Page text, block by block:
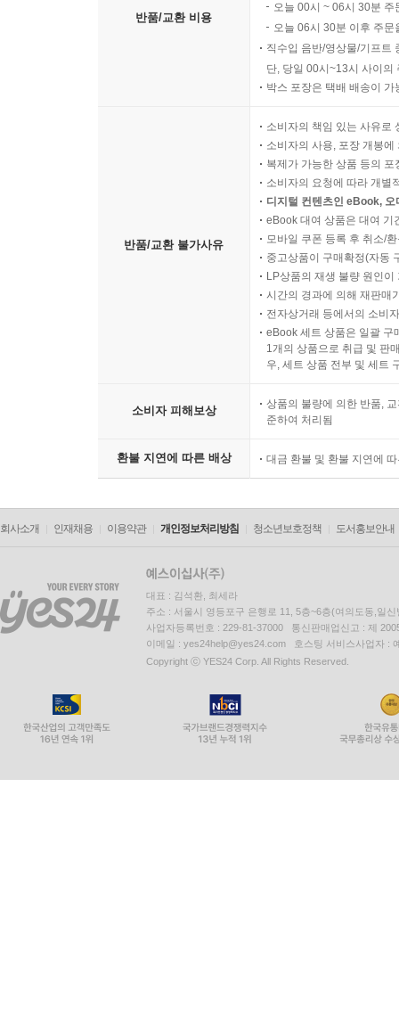
반품/교환 비용
오늘 00시 ~ 06시 30분
오늘 06시 30분 이후 주
직수입 음반/영상물/기프트
단, 당일 00시~13시 사이의
박스 포장은 택배 배송이
반품/교환 불가사유
소비자의 책임 있는 사유로
소비자의 사용, 포장 개봉
복제가 가능한 상품 등의
소비자의 요청에 따라 개별
디지털 컨텐츠인 eBook,
eBook 대여 상품은 대여 기
모바일 쿠폰 등록 후 취소/
중고상품이 구매확정(자동
LP상품의 재생 불량 원인
시간의 경과에 의해 재판매
전자상거래 등에서의 소비
eBook 세트 상품은 일괄 구
1개의 상품으로 취급 및 판
우, 세트 상품 전부 및 세트
소비자 피해보상
상품의 불량에 의한 반품,
준하여 처리됨
환불 지연에 따른 배상 대금 환불 및 환불 지연에
회사소개 인재채용 이용약관 개인정보처리방침 청소년보호정책 도서홍보안내
대표 : 김석환, 최세라
주소 : 서울시 영등포구 은행로 11, 5층~6층(여의도동,일신
사업자등록번호 : 229-81-37000 통신판매업신고 : 제
이메일 : yes24help@yes24.com 호스팅 서비스사업자 :
Copyright ⓒ YES24 Corp. All Rights Reserved.